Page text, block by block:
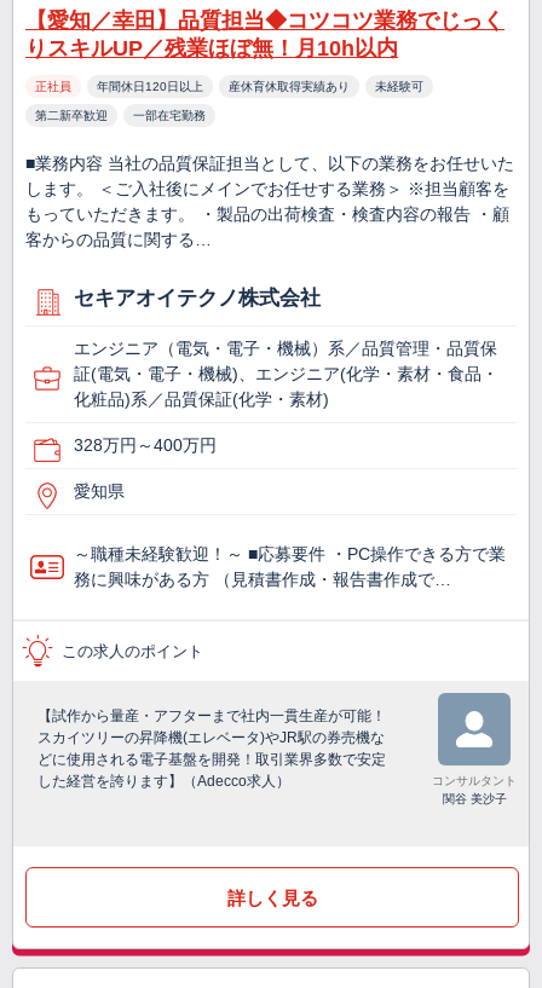
【愛知／幸田】品質担当◆コツコツ業務でじっく
りスキルUP／残業ほぼ無！月10h以内
正社員 年間休日120日以上 産休育休取得実績あり 未経験可
第二新卒歓迎 一部在宅勤務
■業務内容 当社の品質保証担当として、以下の業務をお任せいた
します。 ＜ご入社後にメインでお任せする業務＞ ※担当顧客を
もっていただきます。 ・製品の出荷検査・検査内容の報告 ・顧
客からの品質に関する…
セキアオイテクノ株式会社
エンジニア（電気・電子・機械）系／品質管理・品質保
証(電気・電子・機械)、エンジニア(化学・素材・食品・
化粧品)系／品質保証(化学・素材)
328万円～400万円
愛知県
～職種未経験歓迎！～ ■応募要件 ・PC操作できる方で業
務に興味がある方 （見積書作成・報告書作成で…
この求人のポイント
【試作から量産・アフターまで社内一貫生産が可能！
スカイツリーの昇降機(エレベータ)やJR駅の券売機な
どに使用される電子基盤を開発！取引業界多数で安定
した経営を誇ります】（Adecco求人）
コンサルタント
関谷 美沙子
詳しく見る